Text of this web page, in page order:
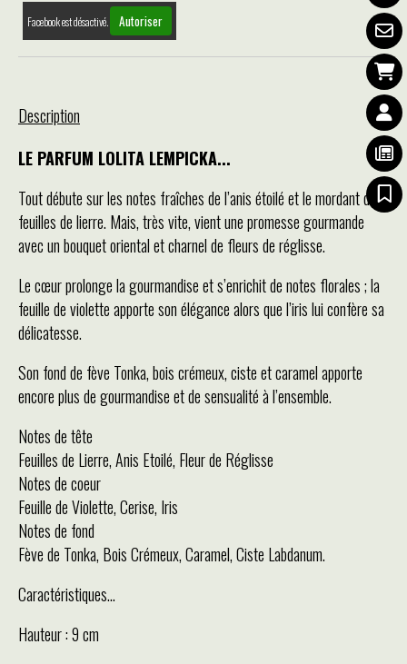
Facebook est désactivé. Autoriser
Description
LE PARFUM LOLITA LEMPICKA...
Tout débute sur les notes fraîches de l’anis étoilé et le mordant des
feuilles de lierre. Mais, très vite, vient une promesse gourmande
avec un bouquet oriental et charnel de fleurs de réglisse.
Le cœur prolonge la gourmandise et s’enrichit de notes florales ; la
feuille de violette apporte son élégance alors que l’iris lui confère sa
délicatesse.
Son fond de fève Tonka, bois crémeux, ciste et caramel apporte
encore plus de gourmandise et de sensualité à l’ensemble.
Notes de tête
Feuilles de Lierre, Anis Etoilé, Fleur de Réglisse
Notes de coeur
Feuille de Violette, Cerise, Iris
Notes de fond
Fève de Tonka, Bois Crémeux, Caramel, Ciste Labdanum.
Caractéristiques...
Hauteur : 9 cm